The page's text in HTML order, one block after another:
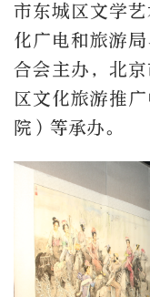
市东城区文学
化广电和旅游
合会主办，北
区文化旅游推
院）等承办。